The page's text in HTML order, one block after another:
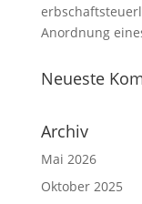
Anordnung
Neueste
Archiv
Mai 2026
Oktober 2025